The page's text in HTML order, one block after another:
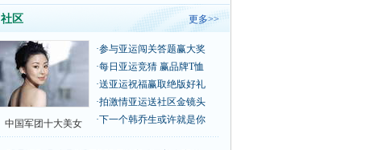
社区 更多>>
中国军团十大美女
·参与亚运闯关答题赢大奖
·每日亚运竞猜 赢品牌T恤
·送亚运祝福赢取绝版好礼
·拍激情亚运送社区金镜头
·下一个韩乔生或许就是你